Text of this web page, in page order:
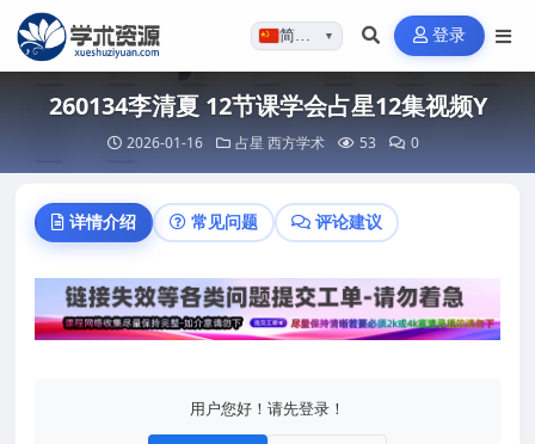
简体…▼ 登录
260134李清夏 12节课学会占星12集视频Y
2026-01-16 占星 西方学术 53 0
详情介绍 常见问题 评论建议
用户您好！请先登录！